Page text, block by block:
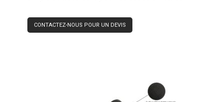
CONTACTEZ-NOUS POUR UN DEVIS